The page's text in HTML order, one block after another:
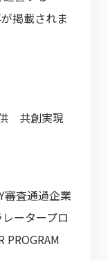
掲載されま
共創実現
審査通過企業
ータープロ
PROGRAM